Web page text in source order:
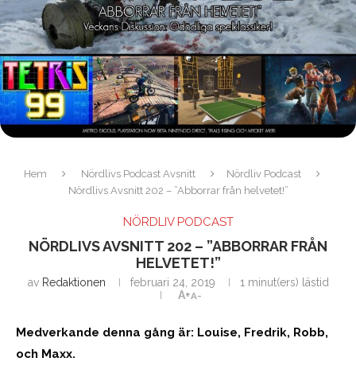
Hem Nördlivs Podcast Avsnitt
Nördliv Podcast
Nördlivs Avsnitt 202 – ”Abborrar från helvetet!”
NÖRDLIV PODCAST
NÖRDLIVS AVSNITT 202 – ”ABBORRAR FRÅN
HELVETET!”
av Redaktionen februari 24, 2019
1 minut(ers) lästid
A+A-
Medverkande denna gång är: Louise, Fredrik, Robb,
och Maxx.